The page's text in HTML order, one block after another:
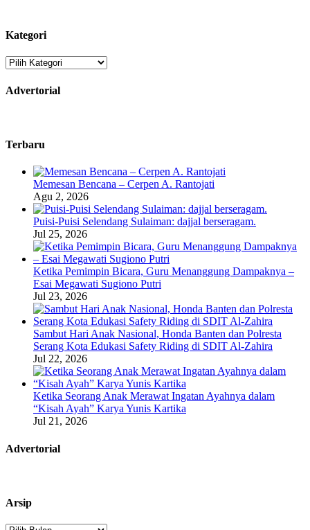
Kategori
Kategori
Advertorial
Terbaru
Memesan Bencana – Cerpen A. Rantojati
Agu 2, 2026
Puisi-Puisi Selendang Sulaiman: dajjal berseragam.
Jul 25, 2026
Ketika Pemimpin Bicara, Guru Menanggung Dampaknya –
Esai Megawati Sugiono Putri
Jul 23, 2026
Sambut Hari Anak Nasional, Honda Banten dan Polresta
Serang Kota Edukasi Safety Riding di SDIT Al-Zahira
Jul 22, 2026
Ketika Seorang Anak Merawat Ingatan Ayahnya dalam
“Kisah Ayah” Karya Yunis Kartika
Jul 21, 2026
Advertorial
Arsip